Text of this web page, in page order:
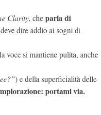
Clarity, cheparla di
dire addio ai sogni di
voce si mantiene pulita, anche
) e della superficialità delle
portami via.